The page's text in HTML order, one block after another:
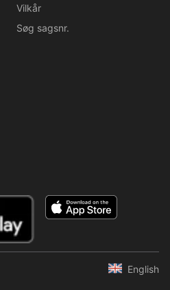
Vilkår
Søg sagsnr.
English